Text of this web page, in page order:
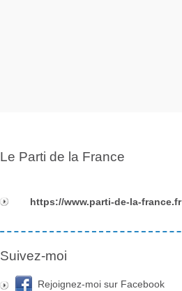
Le Parti de la France
https://www.parti-de-la-france.fr
Suivez-moi
Rejoignez-moi sur Facebook